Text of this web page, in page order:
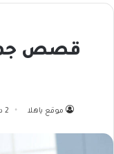
قصص
موقع ياهلا 2 ديسمبر، 2023